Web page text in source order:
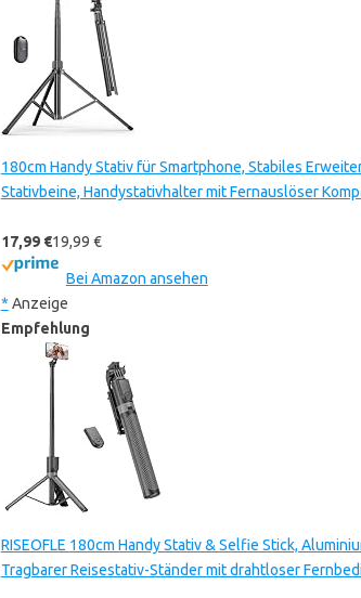
180cm Handy Stativ für Smartphone, Stabiles
Stativbeine, Handystativhalter mit Fernauslöser
17,99 €19,99 €
Bei Amazon ansehen
* Anzeige
Empfehlung
RISEOFLE 180cm Handy Stativ & Selfie Stick,
Tragbarer Reisestativ-Ständer mit drahtloser